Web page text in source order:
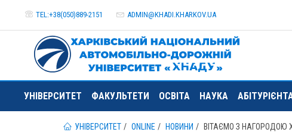
TEL:+38(050)889-2151 ADMIN@KHADI.KHARKOV.UA
УНІВЕРСИТЕТ ФАКУЛЬТЕТИ ОСВІТА НАУКА
УНІВЕРСИТЕТ ONLINE НОВИНИ ВІТАЄМО З НАГОРОДОЮ